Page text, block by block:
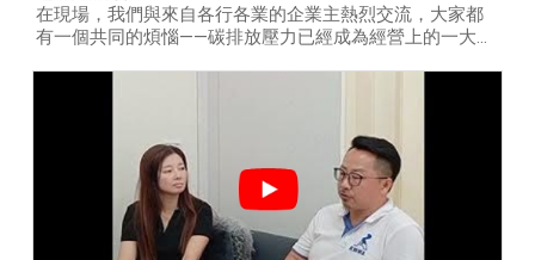
在現場，我們與來自各行各業的企業主熱烈交流，大家都
有一個共同的煩惱——碳排放壓力已經成為經營上的一大挑